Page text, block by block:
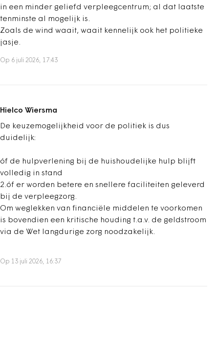
in een minder geliefd verpleegcentrum; al dat laatste
tenminste al mogelijk is.
Zoals de wind waait, waait kennelijk ook het politieke
jasje.
Op 6 juli 2026, 17:43
Hielco Wiersma
De keuzemogelijkheid voor de politiek is dus
duidelijk:
óf de hulpverlening bij de huishoudelijke hulp blijft
volledig in stand
2.óf er worden betere en snellere faciliteiten geleverd
bij de verpleegzorg.
Om weglekken van financiële middelen te voorkomen
is bovendien een kritische houding t.a.v. de geldstroom
via de Wet langdurige zorg noodzakelijk.
Op 13 juli 2026, 16:37